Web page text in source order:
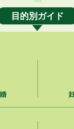
について
内
目的別ガイド